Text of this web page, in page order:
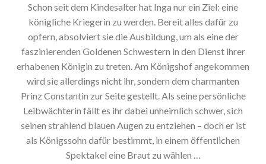
Schon seit dem Kindesalter hat Inga nur ein Ziel: eine
königliche Kriegerin zu werden. Bereit alles dafür zu
opfern, absolviert sie die Ausbildung, um als eine der
faszinierenden Goldenen Schwestern in den Dienst ihrer
erhabenen Königin zu treten. Am Königshof angekommen
wird sie allerdings nicht ihr, sondern dem charmanten
Prinz Constantin zur Seite gestellt. Als seine persönliche
Leibwächterin fällt es ihr dabei unheimlich schwer, sich
seinen strahlend blauen Augen zu entziehen – doch er ist
als Königssohn dafür bestimmt, in einem öffentlichen
Spektakel eine Braut zu wählen …